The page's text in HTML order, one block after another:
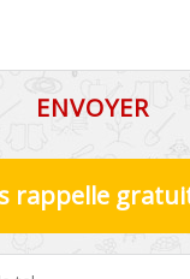
rappelle